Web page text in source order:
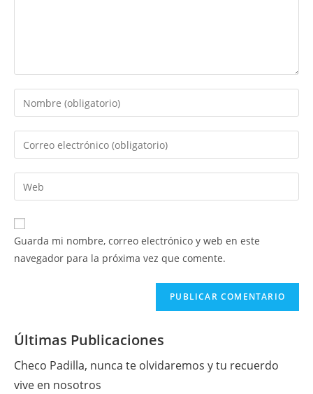
Introduce
tu
nombre
de
usuario
para
comentar
Introduce
tu
dirección
de
electrónico
para
comentar
Introduce
la
URL
de
Guarda mi nombre, correo electrónico y web en este
navegador para la próxima vez que comente.
Últimas Publicaciones
Checo Padilla, nunca te olvidaremos y tu recuerdo
vive en nosotros